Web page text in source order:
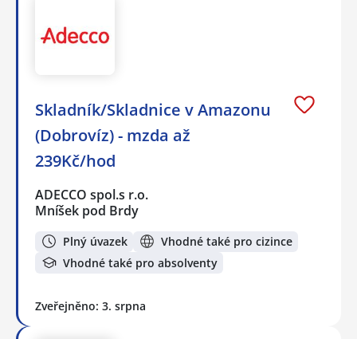
Skladník/Skladnice v Amazonu
(Dobrovíz) - mzda až
239Kč/hod
ADECCO spol.s r.o.
Mníšek pod Brdy
Plný úvazek
Vhodné také pro cizince
Vhodné také pro absolventy
Zveřejněno: 3. srpna